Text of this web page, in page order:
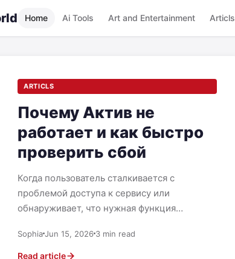
Home Ai Tools Art and Entertainment Articls
ARTICLS
Почему Актив не
работает и как быстро
проверить сбой
Когда пользователь сталкивается с
проблемой доступа к сервису или
обнаруживает, что нужная функция
быстро определить…
SophiaJun 15, 2026 3 min read
Read article